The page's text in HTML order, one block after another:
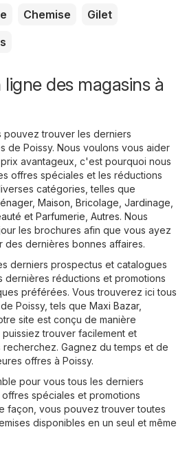
Chemise
Gilet
des magasins à
pouvez trouver les derniers
de Poissy. Nous voulons vous aider
avantageux, c'est pourquoi nous
offres spéciales et les réductions
catégories, telles que
, Maison, Bricolage, Jardinage
et Parfumerie Autres. Nous
les brochures afin que vous ayez
des dernières bonnes affaires.
derniers prospectus et catalogues
dernières réductions et promotions
préférées. Vous trouverez ici tous
Poissy, tels que Maxi Bazar,
site est conçu de manière
trouver facilement et
Gagnez du temps et de
offres à Poissy.
pour vous tous les derniers
spéciales et promotions
façon, vous pouvez trouver toutes
disponibles en un seul et même